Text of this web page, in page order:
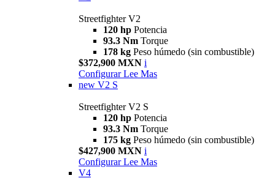
Streetfighter V2
120 hp Potencia
93.3 Nm Torque
178 kg Peso húmedo (sin combustible)
$372,900 MXN i
Configurar Lee Mas
new V2 S
Streetfighter V2 S
120 hp Potencia
93.3 Nm Torque
175 kg Peso húmedo (sin combustible)
$427,900 MXN i
Configurar Lee Mas
V4